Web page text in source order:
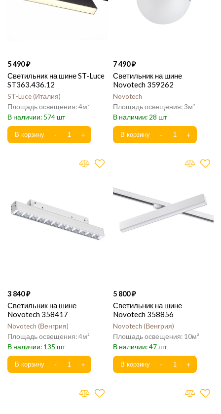
5 490
Светильник на шине ST-Luce
ST363.436.12
ST-Luce Италия
4
574
7 490
Светильник на шине
Novotech 359262
Novotech
3
28
3 840
Светильник на шине
Novotech 358417
Novotech Венгрия
4
135
5 800
Светильник на шине
Novotech 358856
Novotech Венгрия
10
47